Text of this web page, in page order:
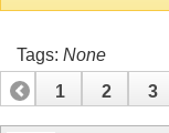
Tags: None
1
2 3